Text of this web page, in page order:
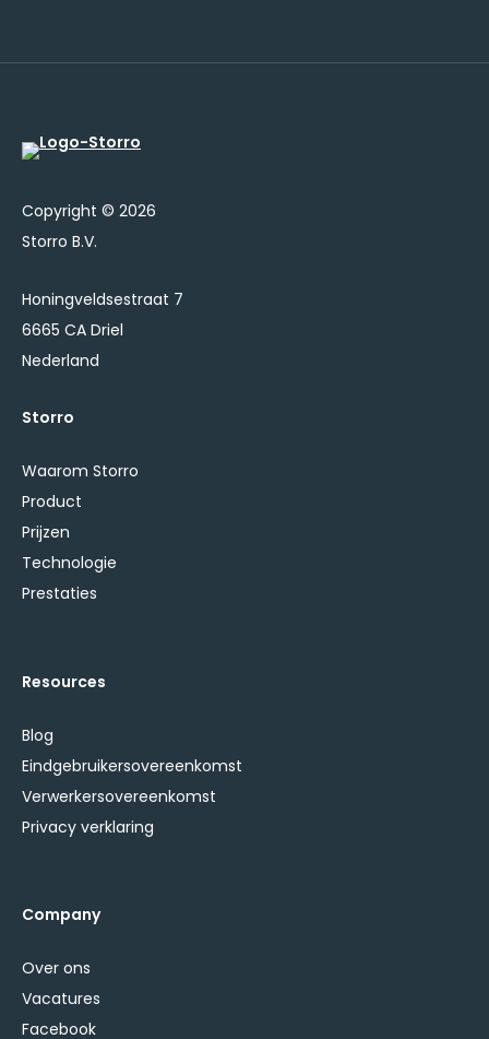
Copyright © 2026
Storro B.V.
Honingveldsestraat 7
6665 CA Driel
Nederland
Storro
Waarom Storro
Product
Prijzen
Technologie
Prestaties
Resources
Blog
Eindgebruikersovereenkomst
Verwerkersovereenkomst
Privacy verklaring
Company
Over ons
Vacatures
Facebook